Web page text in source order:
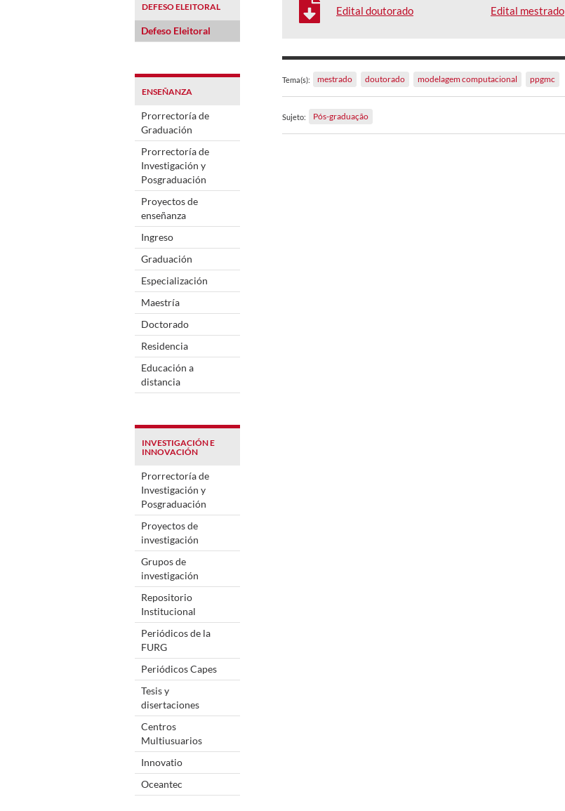
DEFESO ELEITORAL
Defeso Eleitoral
ENSEÑANZA
Prorrectoría de
Graduación
Prorrectoría de
Investigación y
Posgraduación
Proyectos de
enseñanza
Ingreso
Graduación
Especialización
Maestría
Doctorado
Residencia
Educación a
distancia
INVESTIGACIÓN E
INNOVACIÓN
Prorrectoría de
Investigación y
Posgraduación
Proyectos de
investigación
Grupos de
investigación
Repositorio
Institucional
Periódicos de la
FURG
Periódicos Capes
Tesis y
disertaciones
Centros
Multiusuarios
Innovatio
Oceantec
Edital doutorado Edital mestrado
Tema(s): mestrado doutorado modelagem computacional ppgmc
Sujeto: Pós-graduação